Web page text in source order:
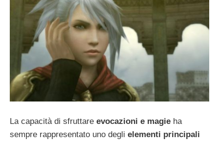
La capacità di sfruttare evocazioni e magie ha
sempre rappresentato uno degli elementi principali